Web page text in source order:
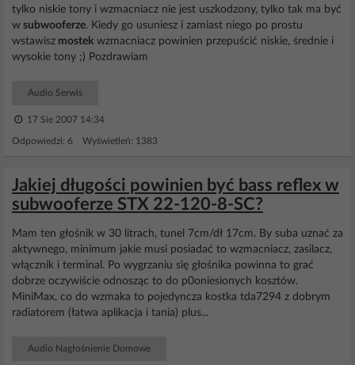
tylko niskie tony i wzmacniacz nie jest uszkodzony, tylko tak ma być
w subwooferze. Kiedy go usuniesz i zamiast niego po prostu
wstawisz mostek wzmacniacz powinien przepuścić niskie, średnie i
wysokie tony ;) Pozdrawiam
Audio Serwis
17 Sie 2007 14:34
Odpowiedzi: 6 Wyświetleń: 1383
Jakiej długości powinien być bass reflex w
subwooferze STX 22-120-8-SC?
Mam ten głośnik w 30 litrach, tunel 7cm/dł 17cm. By suba uznać za
aktywnego, minimum jakie musi posiadać to wzmacniacz, zasilacz,
włącznik i terminal. Po wygrzaniu się głośnika powinna to grać
dobrze oczywiście odnosząc to do p0oniesionych kosztów.
MiniMax, co do wzmaka to pojedyncza kostka tda7294 z dobrym
radiatorem (łatwa aplikacja i tania) plus...
Audio Nagłośnienie Domowe